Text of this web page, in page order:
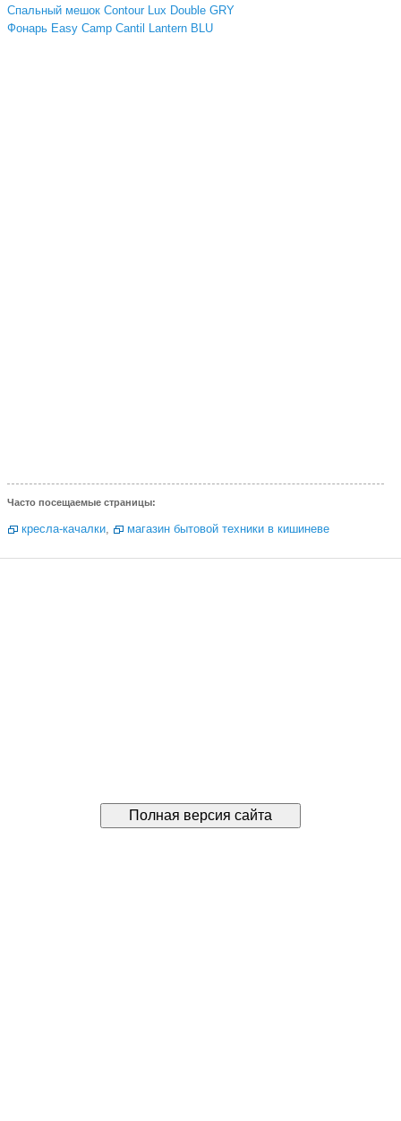
Спальный мешок Contour Lux Double GRY
Фонарь Easy Camp Cantil Lantern BLU
Часто посещаемые страницы:
кресла-качалки, магазин бытовой техники в кишиневе